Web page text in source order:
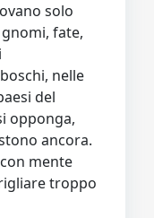
solo
fate,
nelle
del
opponga,
ancora.
mente
troppo